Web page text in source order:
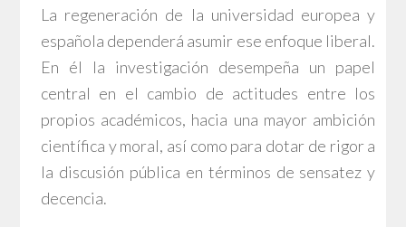
La regeneración de la universidad europea y
española dependerá asumir ese enfoque liberal.
En él la investigación desempeña un papel
central en el cambio de actitudes entre los
propios académicos, hacia una mayor ambición
científica y moral, así como para dotar de rigor a
la discusión pública en términos de sensatez y
decencia.